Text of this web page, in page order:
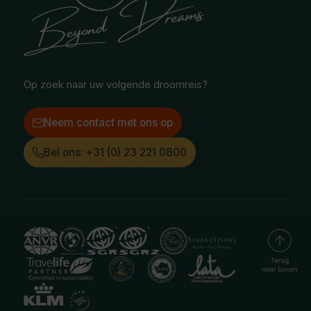
Poolgebied
Treinreizen
Vacatures
Facebook
Instagram
Op zoek naar uw volgende droomreis?
Neem contact met ons op
Bel ons: +31 (0) 23 221 0800